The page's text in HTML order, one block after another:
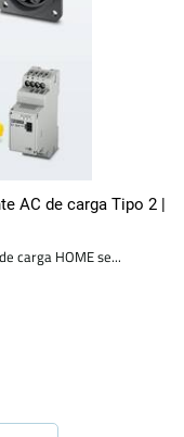
AC de carga Tipo 2 |
carga HOME se...